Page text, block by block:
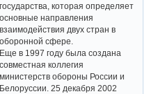
государства, которая определяет
основные направления
взаимодействия двух стран в
оборонной сфере.
Еще в 1997 году была создана
совместная коллегия
министерств обороны России и
Белоруссии. 25 декабря 2002